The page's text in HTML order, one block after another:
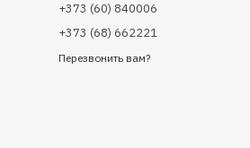
+373 (60) 840006
+373 (68) 662221
Перезвонить вам?